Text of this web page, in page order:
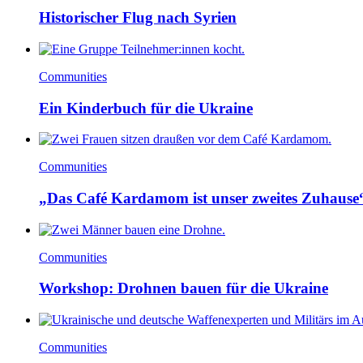
Historischer Flug nach Syrien
Communities
Ein Kinderbuch für die Ukraine
Communities
„Das Café Kardamom ist unser zweites
Communities
Workshop: Drohnen bauen für die Ukraine
Communities